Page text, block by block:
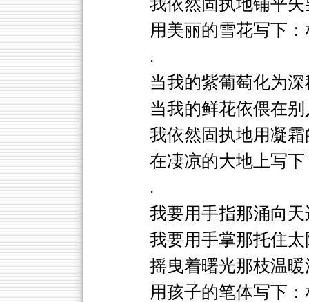
我依然固执地铺平
用美丽的雪花写下
.
当我的紫葡萄化为
当我的鲜花依偎在
我依然固执地用凝霜
在凄凉的大地上写
.
我要用手指那涌向
我要用手掌那托住
摇曳着曙光那枝温
用孩子的笔体写下